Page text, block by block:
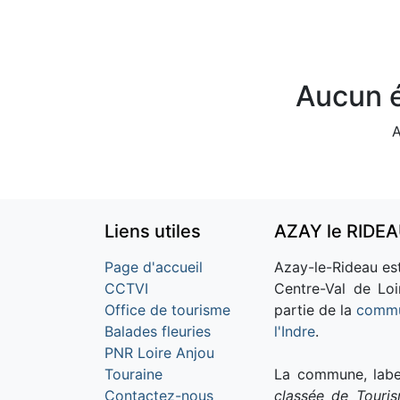
Aucun
Liens utiles
Page d'accueil
CCTVI
Office de tourisme
Balades fleuries
PNR Loire Anjou
Touraine
Contactez-nous
AZAY le
Azay-le-Rideau
Centre-Val de
partie de la
l'Indre.
La commune,
classée de